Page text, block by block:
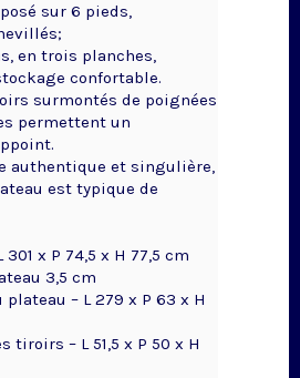
sur 6 pieds,
en trois planches,
confortable.
surmontés de poignées
permettent un
authentique et singulière,
est typique de
x P 74,5 x H 77,5 cm
3,5 cm
– L 279 x P 63 x H
tiroirs – L 51,5 x P 50 x H